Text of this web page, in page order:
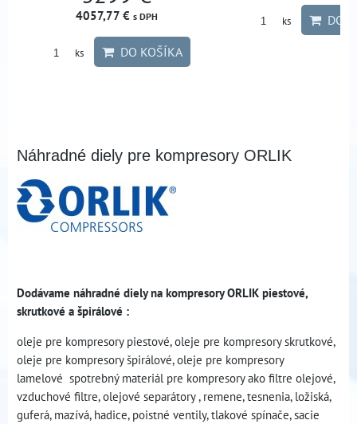
4057,77 € s DPH
ks DO KOŠÍKA
ks DO
Náhradné diely pre kompresory ORLIK
Dodávame náhradné diely na kompresory ORLIK piestové,
skrutkové a špirálové :
oleje pre kompresory piestové, oleje pre kompresory skrutkové,
oleje pre kompresory špirálové, oleje pre kompresory
lamelové spotrebný materiál pre kompresory ako filtre olejové,
vzduchové filtre, olejové separátory , remene, tesnenia, ložiská,
guferá, mazívá, hadice, poistné ventily, tlakové spínače, sacie